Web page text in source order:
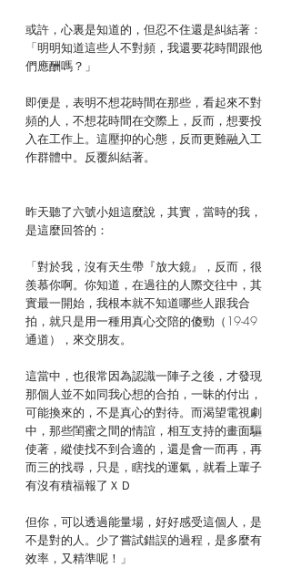
或許，心裏是知道的，但忍不住還是糾結著：
「明明知道這些人不對頻，我還要花時間跟他
們應酬嗎？」
即便是，表明不想花時間在那些，看起來不對
頻的人，不想花時間在交際上，反而，想要投
入在工作上。這壓抑的心態，反而更難融入工
作群體中。反覆糾結著。
昨天聽了六號小姐這麼說，其實，當時的我，
是這麼回答的：
「對於我，沒有天生帶『放大鏡』，反而，很
羨慕你啊。你知道，在過往的人際交往中，其
實最一開始，我根本就不知道哪些人跟我合
拍，就只是用一種用真心交陪的傻勁（19-49
通道），來交朋友。
這當中，也很常因為認識一陣子之後，才發現
那個人並不如同我心想的合拍，一昧的付出，
可能換來的，不是真心的對待。而渴望電視劇
中，那些閨蜜之間的情誼，相互支持的畫面驅
使著，縱使找不到合適的，還是會一而再，再
而三的找尋，只是，瞎找的運氣，就看上輩子
有沒有積福報了ＸＤ
但你，可以透過能量場，好好感受這個人，是
不是對的人。少了嘗試錯誤的過程，是多麼有
效率，又精準呢！」